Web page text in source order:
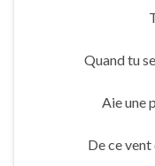
Quand tu
Aie une
De ce